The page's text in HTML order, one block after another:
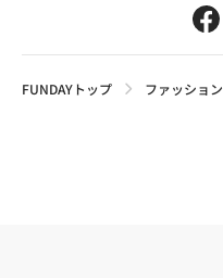
FUNDAYトップ ファッション